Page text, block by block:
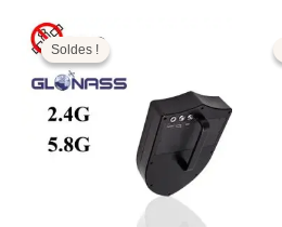
Soldes !
Soldes !
prix
initial
était :
12.222,00€.